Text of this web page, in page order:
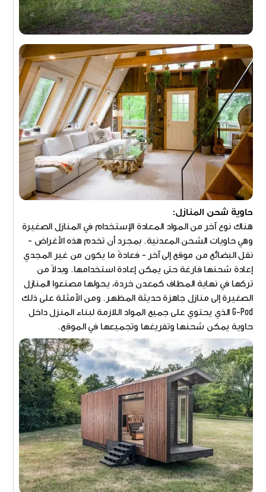
حاوية شحن المنازل:
هناك نوع آخر من المواد المعادة الإستخدام في المنازل الصغيرة
وهي حاويات الشحن المعدنية. بمجرد أن تخدم هذه الأغراض -
نقل البضائع من موقع إلى آخر - فعادةً ما يكون من غير المجدي
إعادة شحنها فارغة حتى يمكن إعادة استخدامها. وبدلاً من
تركها في نهاية المطاف كمعدن خردة، يحولها مصنعوا المنازل
الصغيرة إلى منازل جاهزة حديثة المظهر. ومن الأمثلة على ذلك
G-Pod الذي يحتوي على جميع المواد اللازمة لبناء المنزل داخل
حاوية يمكن شحنها وتفريغها وتجميعها في الموقع.